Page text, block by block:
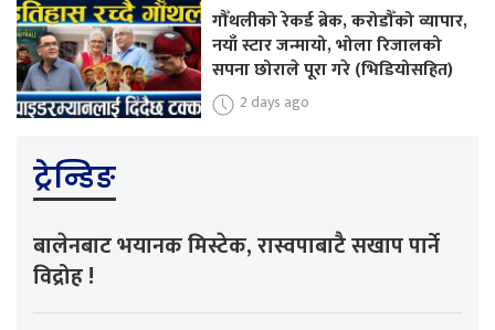
गौँथलीको रेकर्ड ब्रेक, करोडौँको व्यापार,
नयाँ स्टार जन्मायो, भोला रिजालको
सपना छोराले पूरा गरे (भिडियोसहित)
2 days ago
ट्रेन्डिङ
बालेनबाट भयानक मिस्टेक, रास्वपाबाटै सखाप पार्ने
विद्रोह !